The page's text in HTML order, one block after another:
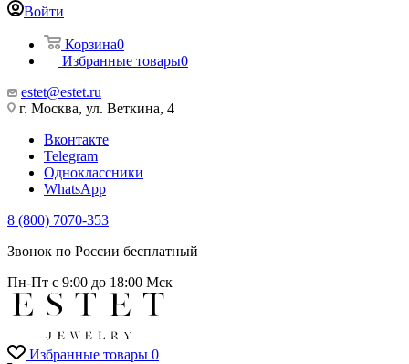
Войти
Корзина0
Избранные товары0
estet@estet.ru
г. Москва, ул. Веткина, 4
Вконтакте
Telegram
Одноклассники
WhatsApp
8 (800) 7070-353
Звонок по России бесплатный
Пн-Пт с 9:00 до 18:00 Мск
Избранные товары 0